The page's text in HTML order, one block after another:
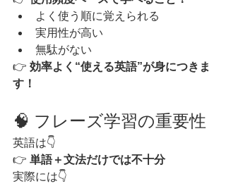
よく使う順に覚えられる
実用性が高い
無駄がない
👉 効率よく“使える英語”が身につきま
す！
🧠 フレーズ学習の重要性
英語は👇
👉 単語＋文法だけでは不十分
実際には👇